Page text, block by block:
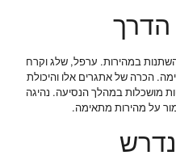
הדרך
במהירות. ערפל, שלג וקרח
הכרה של אתגרים אלו והיכולת
מושכלות במהלך הנסיעה. נהיגה
על מהירות מתאימה.